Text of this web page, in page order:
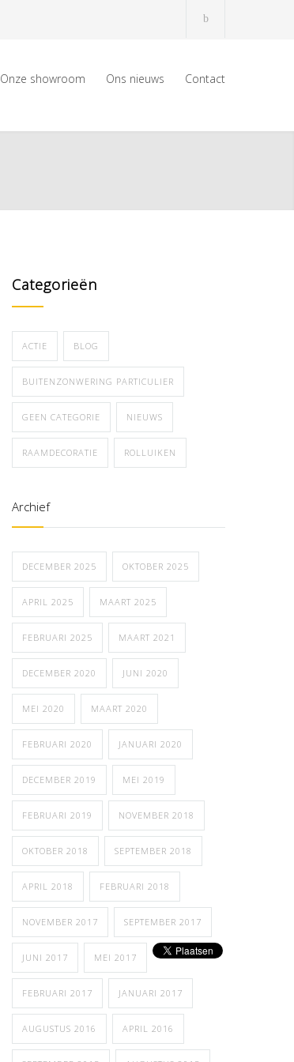
Onze showroom Ons nieuws Contact
Categorieën
ACTIE BLOG
BUITENZONWERING PARTICULIER
GEEN CATEGORIE NIEUWS
RAAMDECORATIE ROLLUIKEN
Archief
DECEMBER 2025 OKTOBER 2025
APRIL 2025 MAART 2025
FEBRUARI 2025 MAART 2021
DECEMBER 2020 JUNI 2020
MEI 2020 MAART 2020
FEBRUARI 2020 JANUARI 2020
DECEMBER 2019 MEI 2019
FEBRUARI 2019 NOVEMBER 2018
OKTOBER 2018 SEPTEMBER 2018
APRIL 2018 FEBRUARI 2018
NOVEMBER 2017 SEPTEMBER 2017
JUNI 2017 MEI 2017
FEBRUARI 2017 JANUARI 2017
AUGUSTUS 2016 APRIL 2016